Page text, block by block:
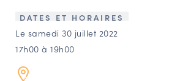
CONTACT
Agenda
DATES ET HORAIRES
Le samedi 30 juillet 2022
17h00 à 19h00